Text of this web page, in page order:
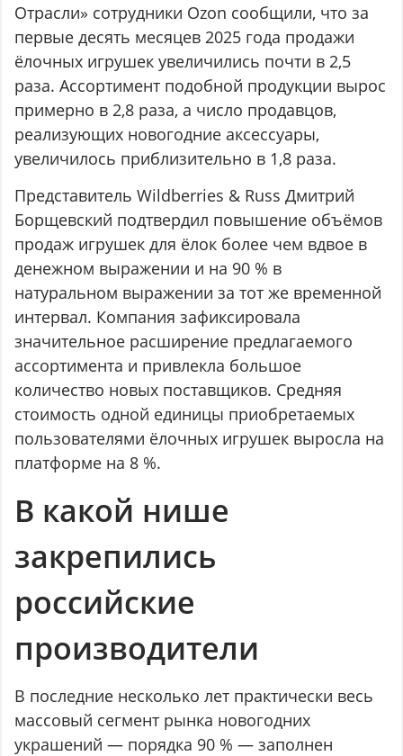
Отрасли» сотрудники Ozon сообщили, что за
первые десять месяцев 2025 года продажи
ёлочных игрушек увеличились почти в 2,5
раза. Ассортимент подобной продукции вырос
примерно в 2,8 раза, а число продавцов,
реализующих новогодние аксессуары,
увеличилось приблизительно в 1,8 раза.
Представитель Wildberries & Russ Дмитрий
Борщевский подтвердил повышение объёмов
продаж игрушек для ёлок более чем вдвое в
денежном выражении и на 90 % в
натуральном выражении за тот же временной
интервал. Компания зафиксировала
значительное расширение предлагаемого
ассортимента и привлекла большое
количество новых поставщиков. Средняя
стоимость одной единицы приобретаемых
пользователями ёлочных игрушек выросла на
платформе на 8 %.
В какой нише
закрепились
российские
производители
В последние несколько лет практически весь
массовый сегмент рынка новогодних
украшений — порядка 90 % — заполнен